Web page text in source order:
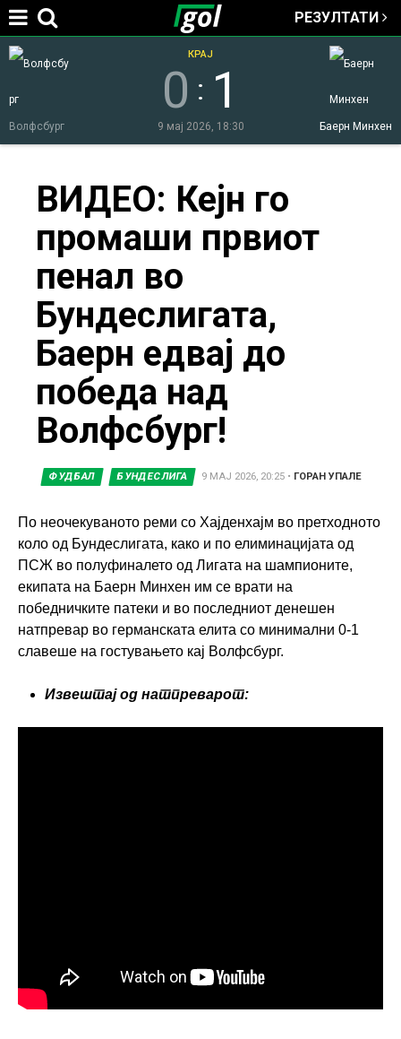
Jump to navigation
РЕЗУЛТАТИ
Волфсбург Баерн Минхен
0 : 1
КРАЈ
9 мај 2026, 18:30
here
ВИДЕО: Кејн го
промаши првиот
пенал во
Бундеслигата,
Баерн едвај до
победа над
Волфсбург!
ФУДБАЛ БУНДЕСЛИГА 9 МАЈ 2026, 20:25 • ГОРАН УПАЛЕ
По неочекуваното реми со Хајденхајм во претходното
коло од Бундеслигата, како и по елиминацијата од
ПСЖ во полуфиналето од Лигата на шампионите,
екипата на Баерн Минхен им се врати на
победничките патеки и во последниот денешен
натпревар во германската елита со минимални 0-1
славеше на гостувањето кај Волфсбург.
Извештај од натпреварот: